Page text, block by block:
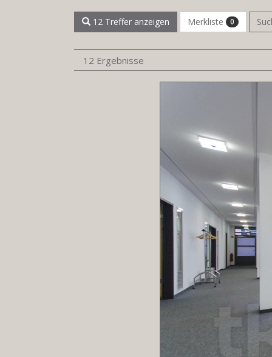
12 Treffer anzeigen Merkliste 0
12 Ergebnisse